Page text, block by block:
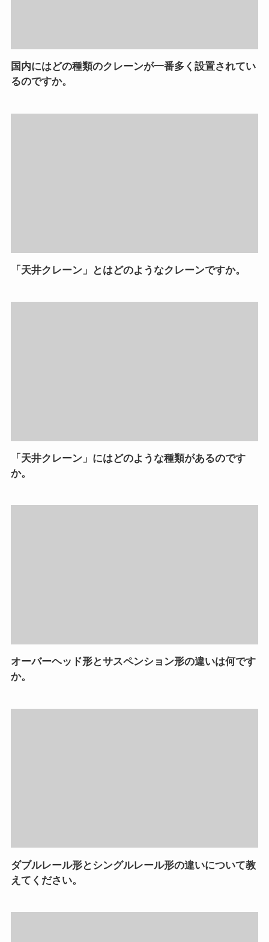
国内にはどの種類のクレーンが一番多く設置されてい
るのですか。
「天井クレーン」とはどのようなクレーンですか。
「天井クレーン」にはどのような種類があるのです
か。
オーバーヘッド形とサスペンション形の違いは何です
か。
ダブルレール形とシングルレール形の違いについて教
えてください。